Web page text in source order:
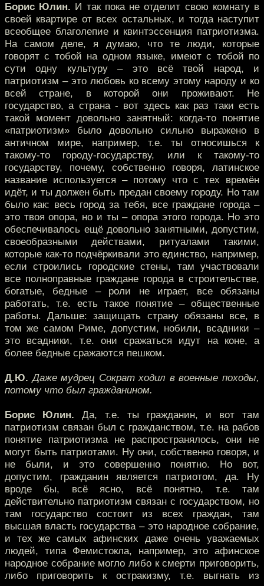
Борис Юлин. И так пока не отделит свою комнату в
своей квартире от всех остальных, и тогда наступит
всеобщее благолепие и квинтэссенция патриотизма.
На самом деле, я думаю, что те люди, которые
говорят с тобой на одном языке, имеют с тобой по
сути одну культуру – это всё твой народ, и
патриотизм – это любовь ко всему этому народу и ко
всей стране, в которой они проживают. Не
государство, а страна - вот здесь как раз таки есть
такой момент довольно занятный: когда-то понятие
«патриотизм» было довольно сильно выражено в
античном мире, например, т.е. ты относишься к
такому-то городу-государству, или к такому-то
государству, почему, собственно говоря, латинское
название используется – потому что с тех времён
идёт, и ты должен быть предан своему городу. Но там
было как: весь город за тебя, все граждане города –
это твоя опора, но и ты – опора этого города. Но это
обеспечивалось ещё довольно занятными, допустим,
своеобразными действами, ритуалами такими,
которые как-то подчёркивали это единство, например,
если строились городские стены, там участвовали
все полноправные граждане города в строительстве,
богатые, бедные – роли не играет, все обязаны
работать, т.е. есть такое понятие – общественные
работы. Дальше: защищать страну обязаны все, в
том же самом Риме, допустим, нобили, всадники –
это всадники, т.е. они сражаться идут на коне, а
более бедные сражаются пешком.
Д.Ю. Даже мудрец Сократ ходил в военные походы,
потому что был гражданином.
Борис Юлин. Да, т.е. ты гражданин, и вот там
патриотизм связан был с гражданством, т.е. на рабов
понятие патриотизма не распространялось, они не
могут быть патриотами. Ну они, собственно говоря, и
не были, и это совершенно понятно. Но вот,
допустим, гражданин является патриотом, да. Ну
вроде бы, всё ясно, всё понятно, т.е. там
действительно патриотизм связан с государством, но
там государство состоит из всех граждан, там
высшая власть государства – это народное собрание,
и тех же самых афинских даже очень уважаемых
людей, типа Фемистокла, например, это афинское
народное собрание могло либо к смерти приговорить,
либо приговорить к остракизму, т.е. выгнать из